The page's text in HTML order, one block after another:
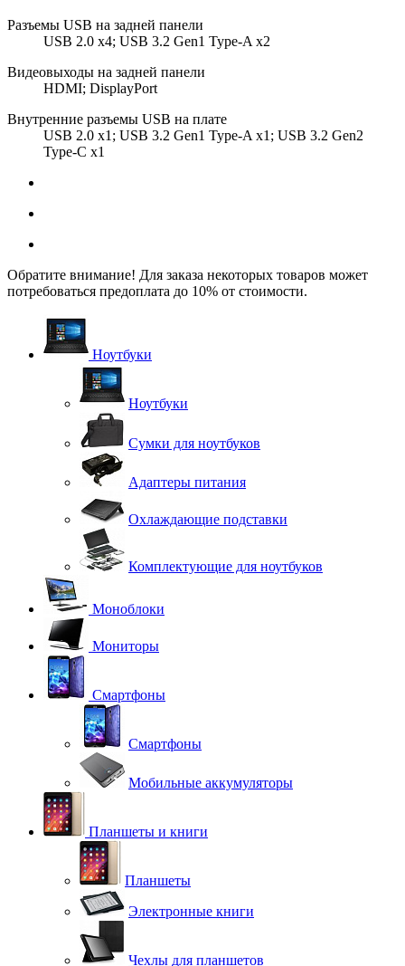
Разъемы USB на задней панели
USB 2.0 x4; USB 3.2 Gen1 Type-A x2
Видеовыходы на задней панели
HDMI; DisplayPort
Внутренние разъемы USB на плате
USB 2.0 x1; USB 3.2 Gen1 Type-A x1; USB 3.2 Gen2
Type-C x1
Обратите внимание! Для заказа некоторых товаров может
потребоваться предоплата до 10% от стоимости.
Ноутбуки
Ноутбуки
Сумки для ноутбуков
Адаптеры питания
Охлаждающие подставки
Комплектующие для ноутбуков
Моноблоки
Мониторы
Смартфоны
Смартфоны
Мобильные аккумуляторы
Планшеты и книги
Планшеты
Электронные книги
Чехлы для планшетов